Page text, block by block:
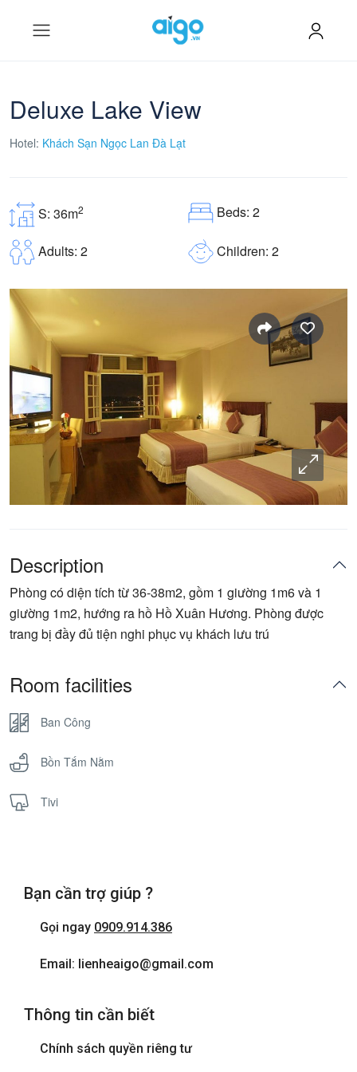
Deluxe Lake View
Hotel: Khách Sạn Ngọc Lan Đà Lạt
S: 36m2 Beds: 2
Adults: 2 Children: 2
Description
Phòng có diện tích từ 36-38m2, gồm 1 giường 1m6 và 1
giường 1m2, hướng ra hồ Hồ Xuân Hương. Phòng được
trang bị đầy đủ tiện nghi phục vụ khách lưu trú
Room facilities
Ban Công
Bồn Tắm Nằm
Tivi
Bạn cần trợ giúp ?
Gọi ngay 0909.914.386
Email: lienheaigo@gmail.com
Thông tin cần biết
Chính sách quyền riêng tư